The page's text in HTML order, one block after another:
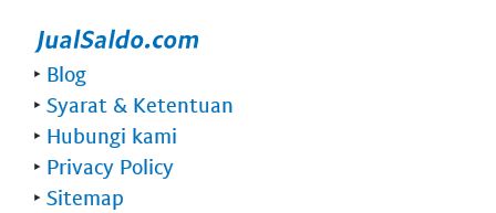
‣ Blog
‣ Syarat & Ketentuan
‣ Hubungi kami
‣ Privacy Policy
‣ Sitemap